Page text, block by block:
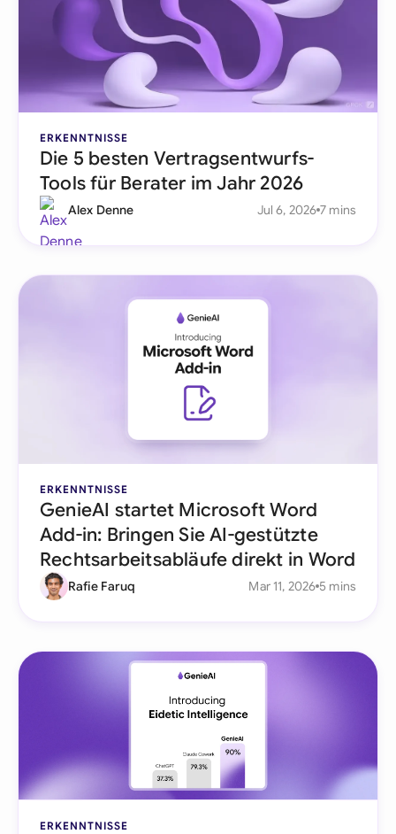
ERKENNTNISSE
Die 5 besten Vertragsentwurfs-
Tools für Berater im Jahr 2026
Alex Denne Jul 6, 2026 7 mins
ERKENNTNISSE
GenieAI startet Microsoft Word
Add-in: Bringen Sie AI-gestützte
Rechtsarbeitsabläufe direkt in Word
Rafie Faruq Mar 11, 2026 5 mins
ERKENNTNISSE